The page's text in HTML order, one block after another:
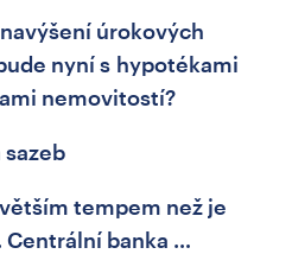
úrokových
nyní s hypotékami
nemovitostí?
tempem než je
Centrální banka …